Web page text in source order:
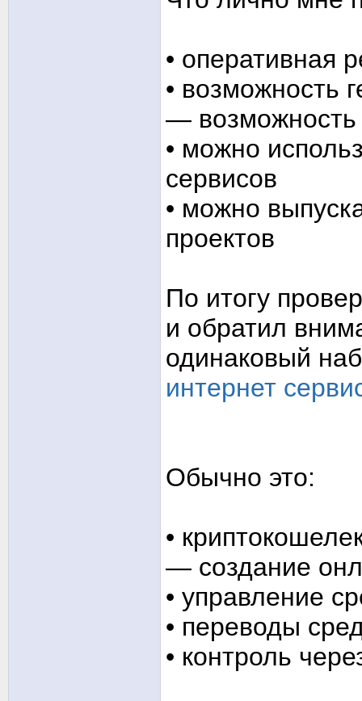
• оперативная
• возможность
— возможность
• можно
сервисов
• можно
проектов
По итогу
и обратил
одинаковый
интернет
Обычно это:
•
— создание
• управление
• переводы
• контроль